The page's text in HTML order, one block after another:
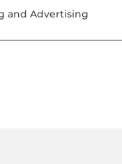
and Advertising